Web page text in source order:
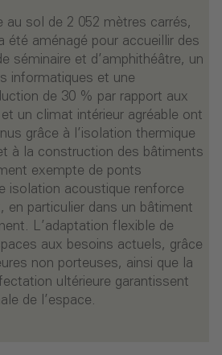
au sol de 2 052 mètres carrés,
été aménagé pour accueillir des
séminaire et d’amphithéâtre, un
informatiques et une
de 30 % par rapport aux
un climat intérieur agréable ont
grâce à l’isolation thermique
à la construction des bâtiments
exempte de ponts
isolation acoustique renforce
en particulier dans un bâtiment
L’adaptation flexible de
aux besoins actuels, grâce
non porteuses, ainsi que la
ultérieure garantissent
de l’espace.